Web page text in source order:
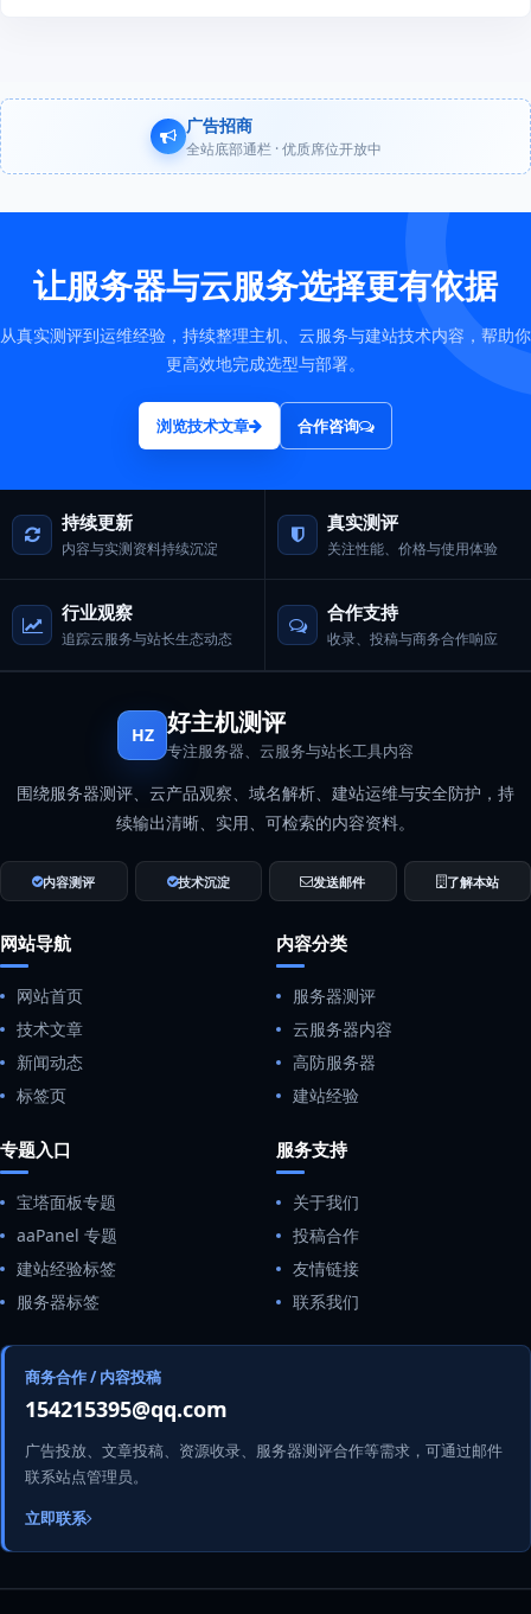
广告招商
全站底部通栏 · 优质席位开放中
让服务器与云服务选择更有依据
从真实测评到运维经验，持续整理主机、云服务与建站技术内容，帮助你
更高效地完成选型与部署。
浏览技术文章 合作咨询
持续更新
内容与实测资料持续沉淀
真实测评
关注性能、价格与使用体验
行业观察
追踪云服务与站长生态动态
合作支持
收录、投稿与商务合作响应
HZ 好主机测评
专注服务器、云服务与站长工具内容
围绕服务器测评、云产品观察、域名解析、建站运维与安全防护，持
续输出清晰、实用、可检索的内容资料。
内容测评 技术沉淀 发送邮件 了解本站
网站导航
网站首页
技术文章
新闻动态
标签页
内容分类
服务器测评
云服务器内容
高防服务器
建站经验
专题入口
宝塔面板专题
aaPanel 专题
建站经验标签
服务器标签
服务支持
关于我们
投稿合作
友情链接
联系我们
商务合作 / 内容投稿
154215395@qq.com
广告投放、文章投稿、资源收录、服务器测评合作等需求，可通过邮件
联系站点管理员。
立即联系